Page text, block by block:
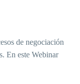
de negociación
En este Webinar